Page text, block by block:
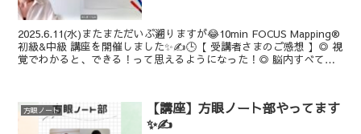
2025.6.11(水)またまただいぶ遡りますが😂10min FOCUS Mapping®︎
初級&中級 講座を開催しました✨✍️🕒【 受講者さまのご感想 】◎ 視
覚でわかると、できる！って思えるようになった！◎ 脳内すべてを
方眼ノート
【講座】方眼ノート部やってます
✨✍️